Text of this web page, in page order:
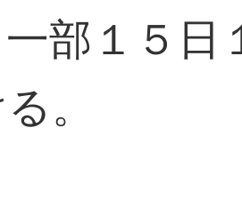
一部１５
。